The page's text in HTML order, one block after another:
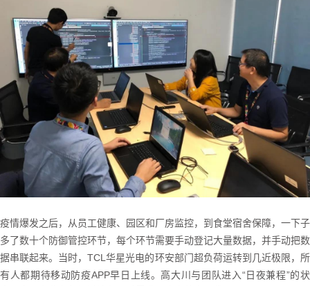
疫情爆发之后，从员工健康、园区和厂房监控，到食堂宿舍保障，一下子
多了数十个防御管控环节，每个环节需要手动登记大量数据，并手动把数
据串联起来。当时，TCL华星光电的环安部门超负荷运转到几近极限，所
有人都期待移动防疫APP早日上线。高大川与团队进入“日夜兼程”的状